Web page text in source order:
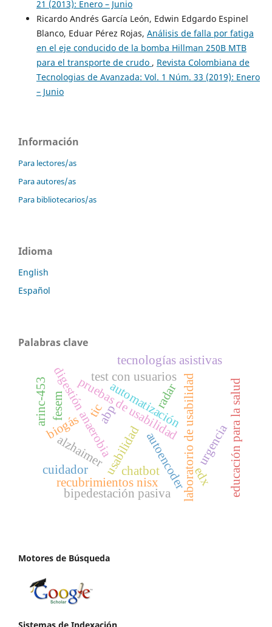
21 (2013): Enero – Junio
Ricardo Andrés García León, Edwin Edgardo Espinel
Blanco, Eduar Pérez Rojas, Análisis de falla por fatiga
en el eje conducido de la bomba Hillman 250B MTB
para el transporte de crudo , Revista Colombiana de
Tecnologias de Avanzada: Vol. 1 Núm. 33 (2019): Enero
– Junio
Información
Para lectores/as
Para autores/as
Para bibliotecarios/as
Idioma
English
Español
Palabras clave
laboratorio de usabilidad
pruebas de usabilidad
test con usuarios
usabilidad
digestión anaerobiaautomatización
biogás
autoencoder
abp
recubrimientos nisx
fesem
edx
chatbot
alzhaimer
cuidador
urgencia
tic
bipedestación pasiva
tecnologías asistivas
radar
arinc-453 educación para la salud
Motores de Búsqueda